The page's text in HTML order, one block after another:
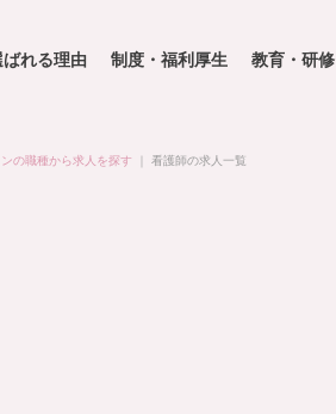
ばれる理由 制度・福利厚生 教育・研修
の職種から求人を探す 看護師の求人一覧